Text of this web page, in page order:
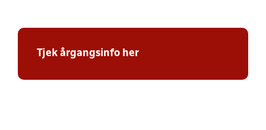
Tjek årgangsinfo her